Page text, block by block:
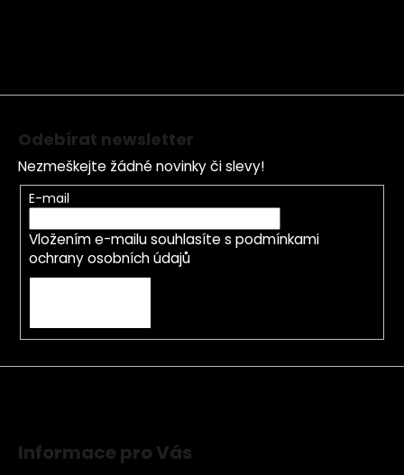
Odebírat newsletter
Nezmeškejte žádné novinky či slevy!
E-mail
Vložením e-mailu souhlasíte s podmínkami
ochrany osobních údajů
Informace pro Vás